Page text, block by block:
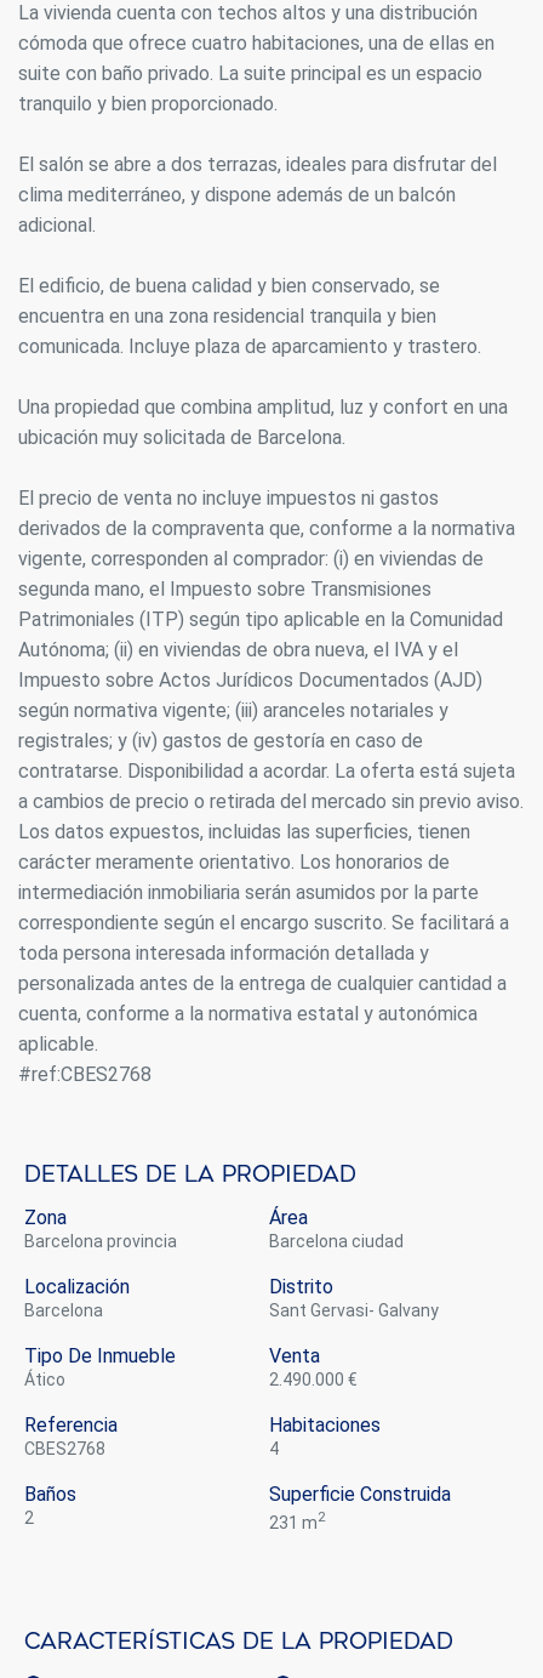
La vivienda cuenta con techos altos y una distribución
cómoda que ofrece cuatro habitaciones, una de ellas en
suite con baño privado. La suite principal es un espacio
tranquilo y bien proporcionado.
El salón se abre a dos terrazas, ideales para disfrutar del
clima mediterráneo, y dispone además de un balcón
adicional.
El edificio, de buena calidad y bien conservado, se
encuentra en una zona residencial tranquila y bien
comunicada. Incluye plaza de aparcamiento y trastero.
Una propiedad que combina amplitud, luz y confort en una
ubicación muy solicitada de Barcelona.
El precio de venta no incluye impuestos ni gastos
derivados de la compraventa que, conforme a la normativa
vigente, corresponden al comprador: (i) en viviendas de
segunda mano, el Impuesto sobre Transmisiones
Patrimoniales (ITP) según tipo aplicable en la Comunidad
Autónoma; (ii) en viviendas de obra nueva, el IVA y el
Impuesto sobre Actos Jurídicos Documentados (AJD)
según normativa vigente; (iii) aranceles notariales y
registrales; y (iv) gastos de gestoría en caso de
contratarse. Disponibilidad a acordar. La oferta está sujeta
a cambios de precio o retirada del mercado sin previo aviso.
Los datos expuestos, incluidas las superficies, tienen
carácter meramente orientativo. Los honorarios de
intermediación inmobiliaria serán asumidos por la parte
correspondiente según el encargo suscrito. Se facilitará a
toda persona interesada información detallada y
personalizada antes de la entrega de cualquier cantidad a
cuenta, conforme a la normativa estatal y autonómica
aplicable.
#ref:CBES2768
Detalles de la propiedad
Zona
Barcelona provincia
Área
Barcelona ciudad
Localización
Barcelona
Distrito
Sant Gervasi- Galvany
Tipo De Inmueble
ático
Venta
2.490.000 €
Referencia
CBES2768
Habitaciones
4
Baños
2
Superficie Construida
231 m2
Características de la propiedad